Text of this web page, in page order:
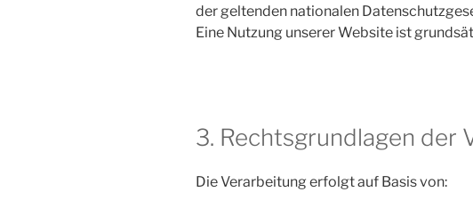
der geltenden nationalen
Eine Nutzung unserer Website ist
3. Rechtsgrundlagen der
Die Verarbeitung erfolgt auf Basis von: